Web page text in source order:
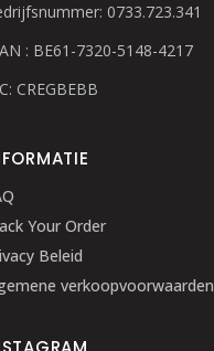
0733.723.341
: BE61-7320-5148-4217
CREGBEBB
Your Order
Beleid
verkoopvoorwaarden